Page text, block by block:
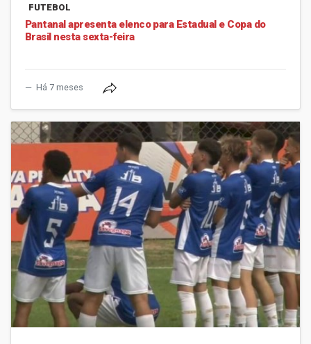
FUTEBOL
Pantanal apresenta elenco para Estadual e Copa do
Brasil nesta sexta-feira
Há 7 meses